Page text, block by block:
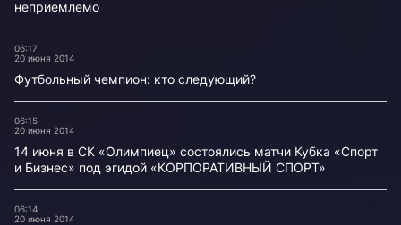
неприемлемо
06:17
20 июня 2014
Футбольный чемпион: кто следующий?
06:15
20 июня 2014
14 июня в СК «Олимпиец» состоялись матчи Кубка «Спорт
и Бизнес» под эгидой «КОРПОРАТИВНЫЙ СПОРТ»
06:14
20 июня 2014